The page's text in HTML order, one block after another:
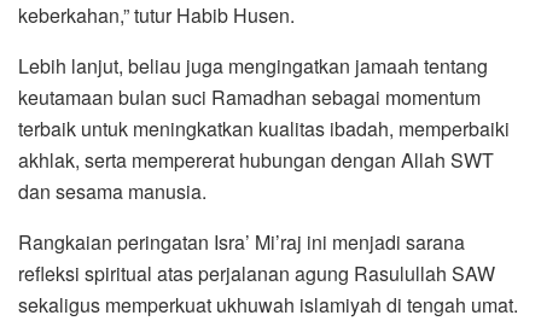
keberkahan,” tutur Habib Husen.
Lebih lanjut, beliau juga mengingatkan jamaah tentang
keutamaan bulan suci Ramadhan sebagai momentum
terbaik untuk meningkatkan kualitas ibadah, memperbaiki
akhlak, serta mempererat hubungan dengan Allah SWT
dan sesama manusia.
Rangkaian peringatan Isra’ Mi’raj ini menjadi sarana
refleksi spiritual atas perjalanan agung Rasulullah SAW
sekaligus memperkuat ukhuwah islamiyah di tengah umat.